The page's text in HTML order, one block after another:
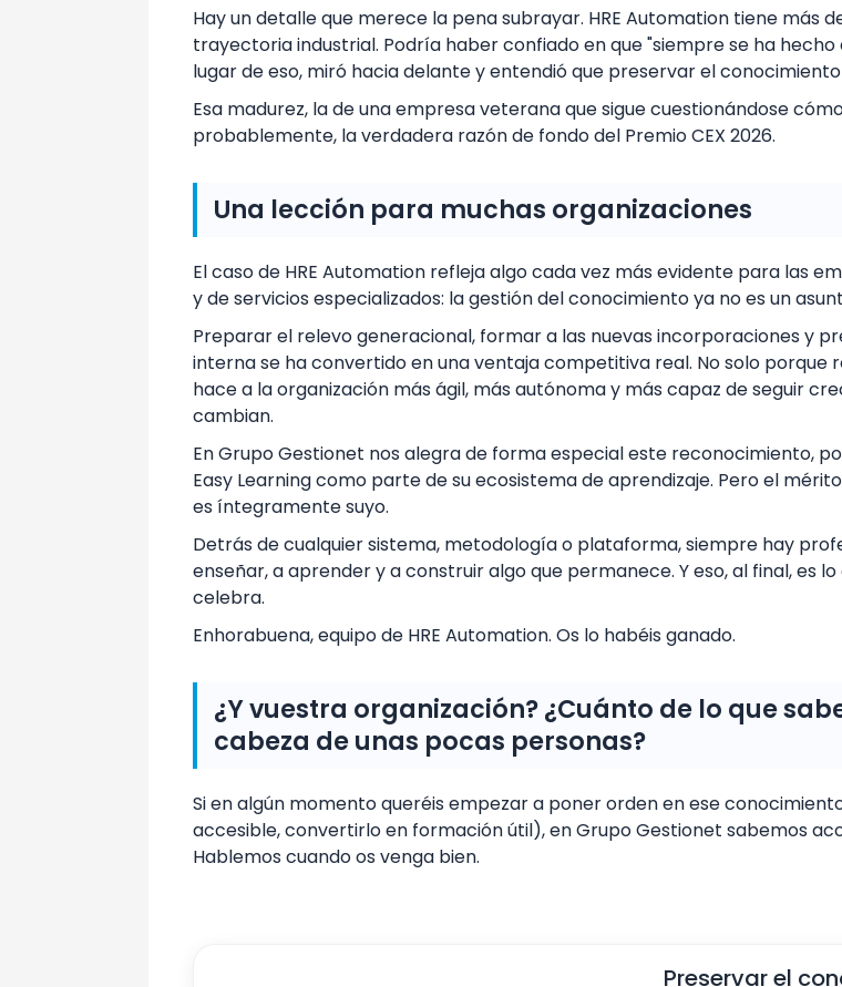
Hay un detalle que merece la pena subrayar. HRE Automation tiene más
trayectoria industrial. Podría haber confiado en que "siempre se ha hecho
lugar de eso, miró hacia delante y entendió que preservar el
Esa madurez, la de una empresa veterana que sigue cuestionándose
probablemente, la verdadera razón de fondo del Premio CEX 2026.
Una lección para muchas organizaciones
El caso de HRE Automation refleja algo cada vez más evidente para las
y de servicios especializados: la gestión del conocimiento ya no es un
Preparar el relevo generacional, formar a las nuevas incorporaciones y
interna se ha convertido en una ventaja competitiva real. No solo porque
hace a la organización más ágil, más autónoma y más capaz de seguir
cambian.
En Grupo Gestionet nos alegra de forma especial este reconocimiento,
Easy Learning como parte de su ecosistema de aprendizaje. Pero el
es íntegramente suyo.
Detrás de cualquier sistema, metodología o plataforma, siempre hay
enseñar, a aprender y a construir algo que permanece. Y eso, al final, es
celebra.
Enhorabuena, equipo de HRE Automation. Os lo habéis ganado.
¿Y vuestra organización? ¿Cuánto de lo que
cabeza de unas pocas personas?
Si en algún momento queréis empezar a poner orden en ese
accesible, convertirlo en formación útil), en Grupo Gestionet sabemos
Hablemos cuando os venga bien.
Preservar el